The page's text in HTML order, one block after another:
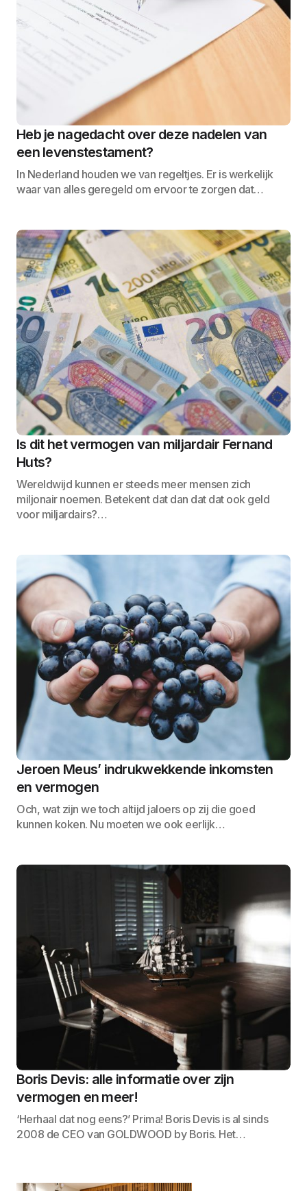
Heb je nagedacht over deze nadelen van
een levenstestament?
In Nederland houden we van regeltjes. Er is werkelijk
waar van alles geregeld om ervoor te zorgen dat…
Is dit het vermogen van miljardair Fernand
Huts?
Wereldwijd kunnen er steeds meer mensen zich
miljonair noemen. Betekent dat dan dat dat ook geld
voor miljardairs?…
Jeroen Meus’ indrukwekkende inkomsten
en vermogen
Och, wat zijn we toch altijd jaloers op zij die goed
kunnen koken. Nu moeten we ook eerlijk…
Boris Devis: alle informatie over zijn
vermogen en meer!
‘Herhaal dat nog eens?’ Prima! Boris Devis is al sinds
2008 de CEO van GOLDWOOD by Boris. Het…